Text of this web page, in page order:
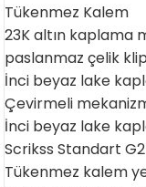
Tükenmez Kalem
23K altın kaplama
paslanmaz çelik
İnci beyaz lake
Çevirmeli
İnci beyaz lake
Scrikss Standart
Tükenmez kalem